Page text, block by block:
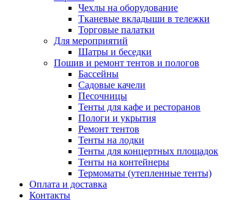
Чехлы на оборудование
Тканевые вкладыши в тележки
Торговые палатки
Для мероприятий
Шатры и беседки
Пошив и ремонт тентов и пологов
Бассейны
Садовые качели
Песочницы
Тенты для кафе и ресторанов
Пологи и укрытия
Ремонт тентов
Тенты на лодки
Тенты для концертных площадок
Тенты на контейнеры
Термоматы (утепленные тенты)
Оплата и доставка
Контакты